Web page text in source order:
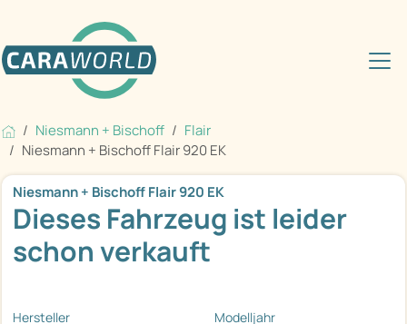
Niesmann + Bischoff
Flair
Niesmann + Bischoff Flair 920 EK
Niesmann + Bischoff Flair 920 EK
Dieses Fahrzeug ist leider
schon verkauft
Hersteller
Modelljahr